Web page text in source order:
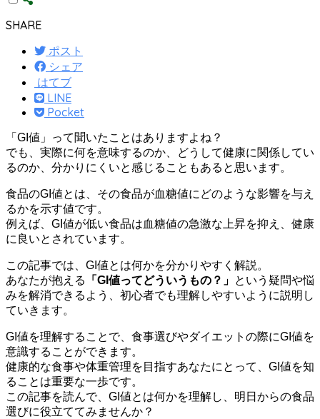
SHARE
ポスト
シェア
はてブ
LINE
Pocket
「GI値」って聞いたことはありますよね？
でも、実際に何を意味するのか、どうして健康に関係してい
るのか、分かりにくいと感じることもあると思います。
食品のGI値とは、 その食品が血糖値にどのような影響を与え
るかを示す値です。
例えば、GI値が低い食品は血糖値の急激な上昇を抑え、健康
に良いとされています。
この記事では、GI値とは何かを分かりやすく解説。
あなたが抱える
「GI値ってどういうもの？」 という疑問や悩
みを解消できるよう、初心者でも理解しやすいように説明し
ていきます。
GI値を理解することで、食事選びやダイエットの際にGI値を
意識することができます。
健康的な食事や体重管理を目指すあなたにとって、GI値を知
ることは重要な一歩です。
この記事を読んで、GI値とは何かを理解し、明日からの食品
選びに役立ててみませんか？